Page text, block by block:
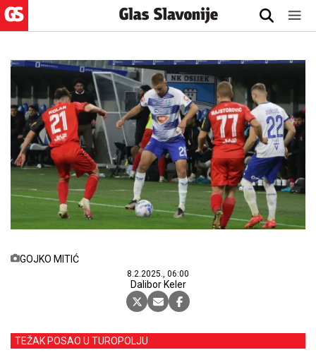
GOJKO MITIĆ
8.2.2025., 06:00
Dalibor Keler
TEŽAK POSAO U TUROPOLJU